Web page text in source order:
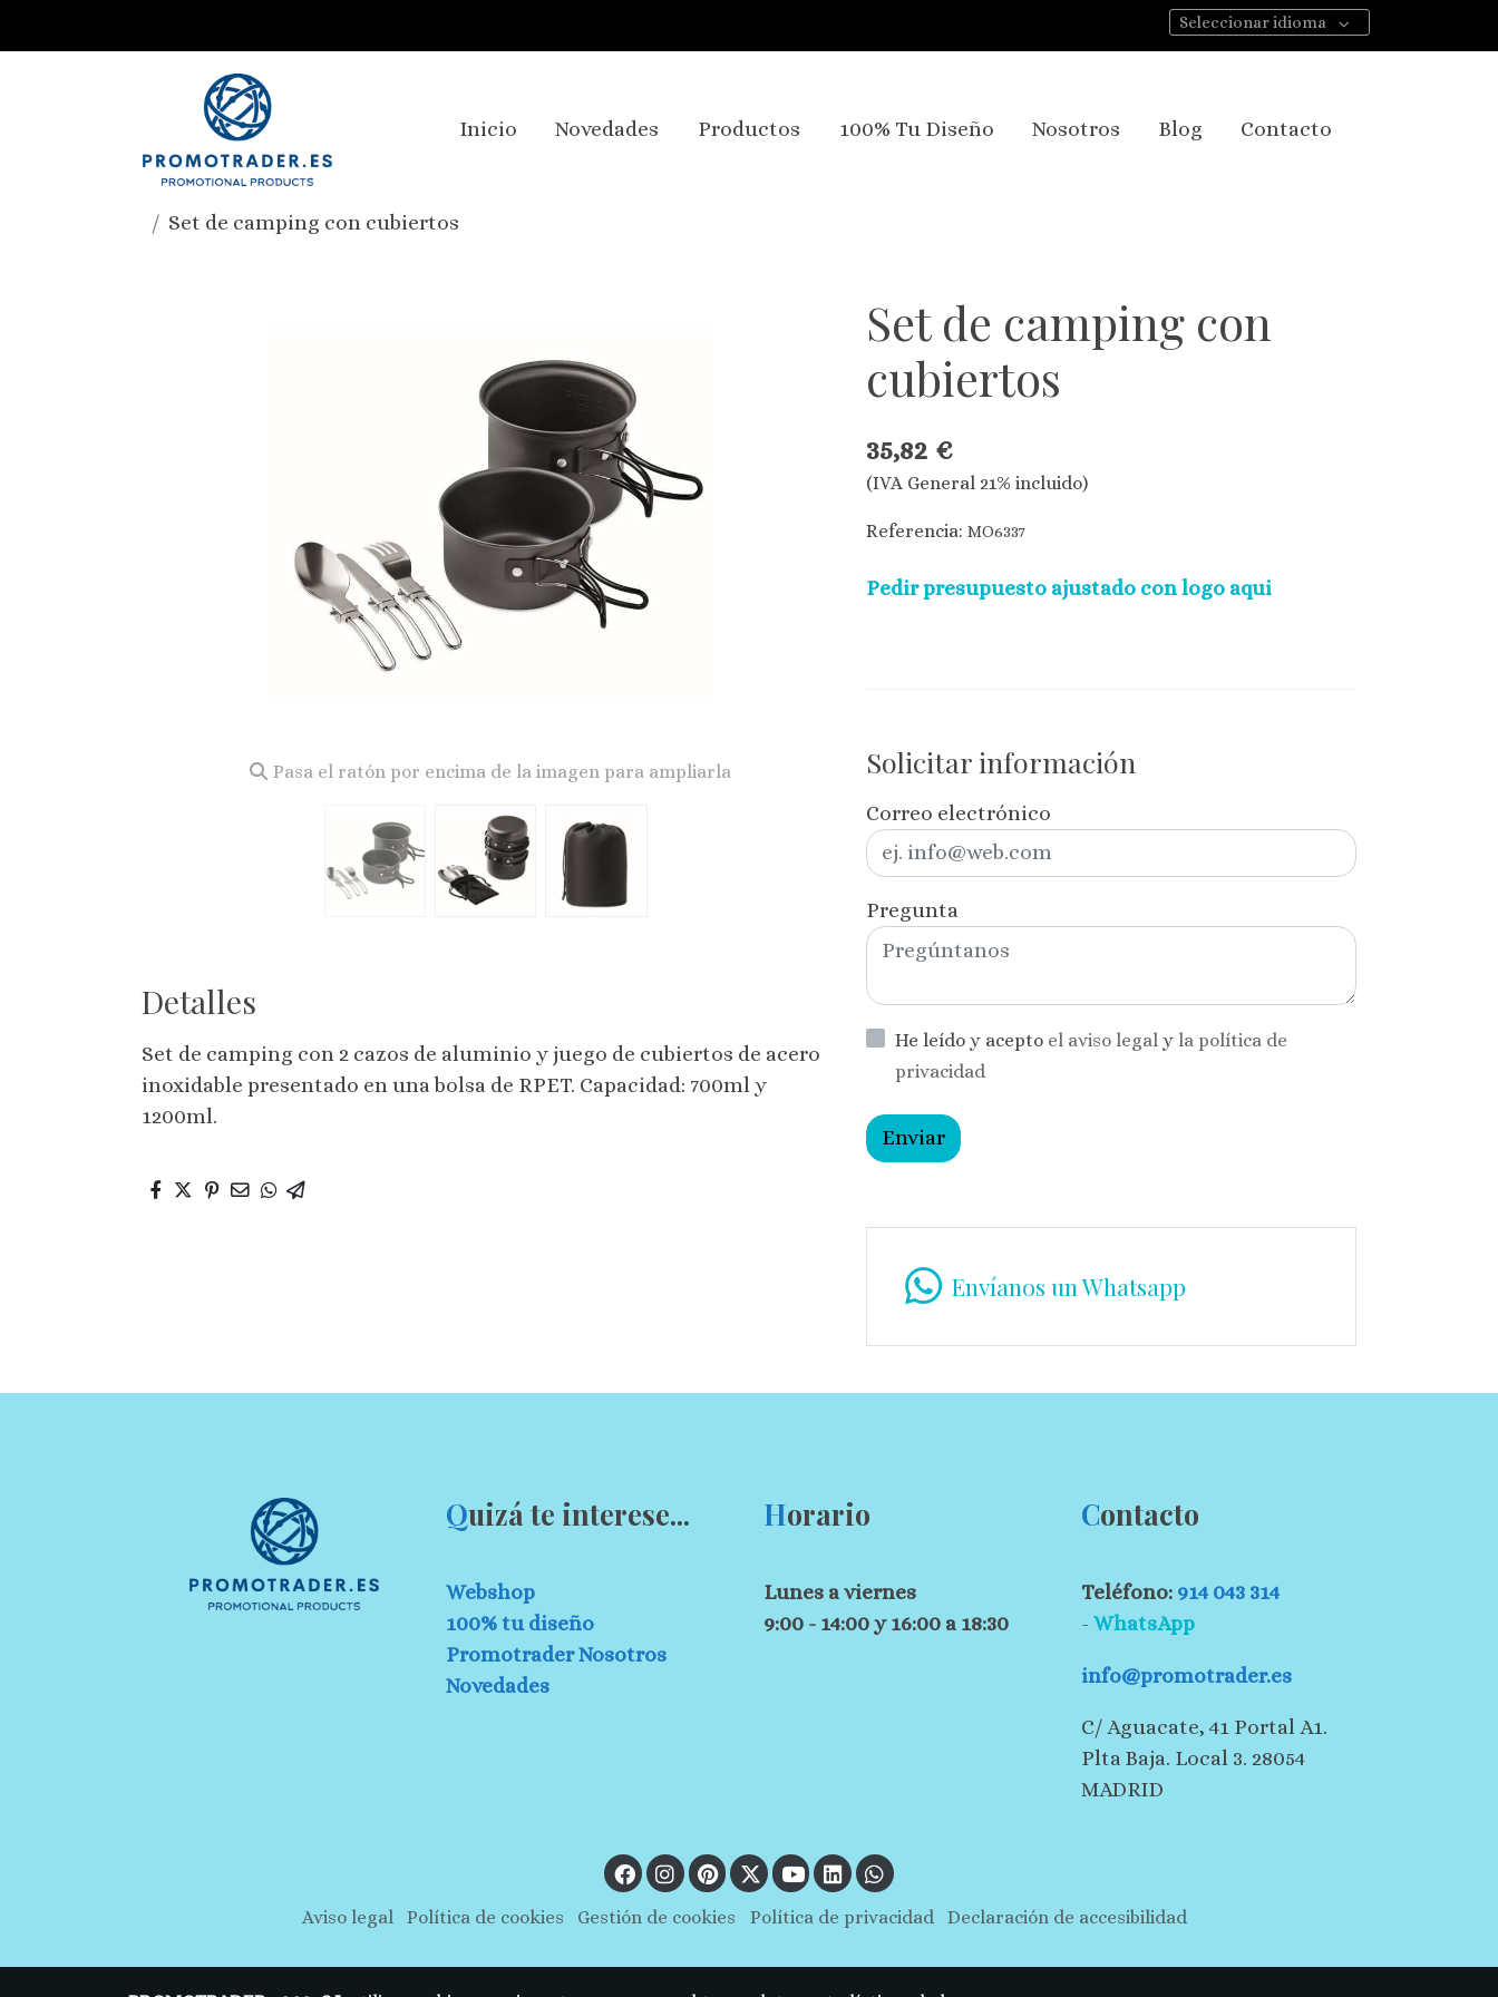
Seleccionar idioma
Inicio Novedades Productos 100% Tu Diseño Nosotros Blog Contacto
Set de camping con cubiertos
Pasa el ratón por encima de la imagen para ampliarla
Detalles
Set de camping con 2 cazos de aluminio y juego de cubiertos de acero
inoxidable presentado en una bolsa de RPET. Capacidad: 700ml y
1200ml.
Set de camping con
cubiertos
35,82 €
(IVA General 21% incluido)
Referencia:MO6337
Pedir presupuesto ajustado con logo aqui
Solicitar información
Correo electrónico
Pregunta
He leído y acepto el aviso legal y la política de
privacidad
Enviar
Envíanos un Whatsapp
Quizá te interese...
Webshop
100% tu diseño
Promotrader Nosotros
Novedades
Horario
Lunes a viernes
9:00 - 14:00 y 16:00 a 18:30
Contacto
Teléfono: 914 043 314
- WhatsApp
info@promotrader.es
C/ Aguacate, 41 Portal A1.
Plta Baja. Local 3. 28054
MADRID
Aviso legal Política de cookies Gestión de cookies Política de privacidad Declaración de accesibilidad